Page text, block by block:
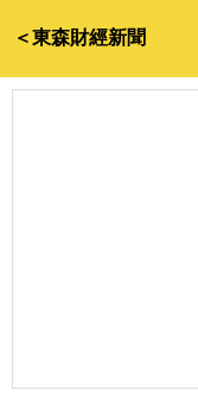
＜東森財經新聞